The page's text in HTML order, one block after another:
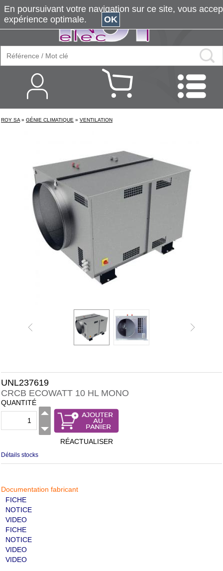
ROY SA » GÉNIE CLIMATIQUE » VENTILATION
UNL237619
CRCB ECOWATT 10 HL MONO
QUANTITÉ
RÉACTUALISER
Détails stocks
Documentation fabricant
FICHE
NOTICE
VIDEO
FICHE
NOTICE
VIDEO
VIDEO
En poursuivant votre navigation sur ce site, vous
expérience optimale.
OK